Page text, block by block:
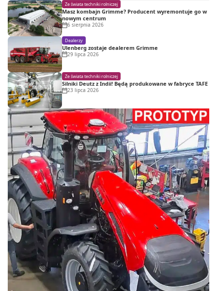
Ze świata techniki rolniczej
Masz kombajn Grimme? Producent wyremontuje go w
nowym centrum
6 sierpnia 2026
Dealerzy
Ulenberg zostaje dealerem Grimme
29 lipca 2026
Ze świata techniki rolniczej
Silniki Deutz z Indii! Będą produkowane w fabryce TAFE
23 lipca 2026